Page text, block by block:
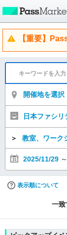
【重要】
開催地を選択
日本ファシ
＞ 教室、ワーク
2025/11/29 ～
表示順について
一致